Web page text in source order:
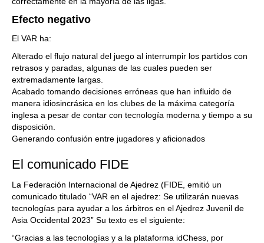
Efecto negativo
El VAR ha:
Alterado el flujo natural del juego al interrumpir los partidos con
retrasos y paradas, algunas de las cuales pueden ser
extremadamente largas.
Acabado tomando decisiones erróneas que han influido de
manera idiosincrásica en los clubes de la máxima categoría
inglesa a pesar de contar con tecnología moderna y tiempo a su
disposición.
Generando confusión entre jugadores y aficionados
El comunicado FIDE
La Federación Internacional de Ajedrez (FIDE, emitió un
comunicado titulado “VAR en el ajedrez: Se utilizarán nuevas
tecnologías para ayudar a los árbitros en el Ajedrez Juvenil de
Asia Occidental 2023” Su texto es el siguiente:
“Gracias a las tecnologías y a la plataforma idChess, por